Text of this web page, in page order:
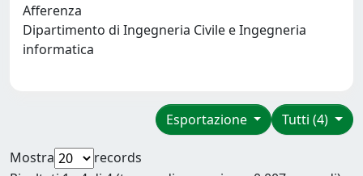
Afferenza
Dipartimento di Ingegneria Civile e Ingegneria
informatica
Tutti (4)
Esportazione
Mostra
records